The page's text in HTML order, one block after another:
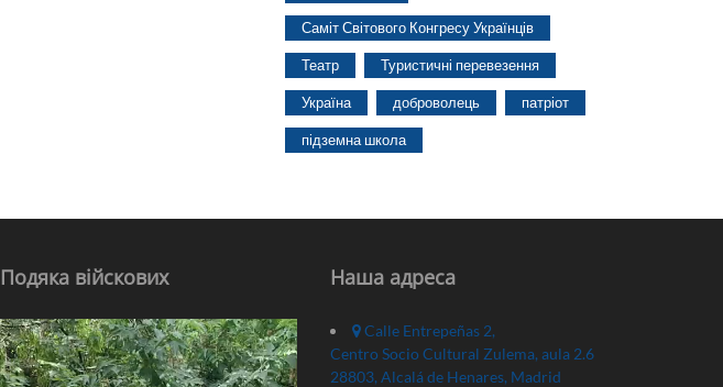
Саміт Світового Конгресу Українців
Театр Туристичні перевезення
Україна доброволець патріот
підземна школа
Подяка війскових Наша адреса
Calle Entrepeñas 2,
Centro Socio Cultural Zulema, aula 2.6
28803, Alcalá de Henares, Madrid